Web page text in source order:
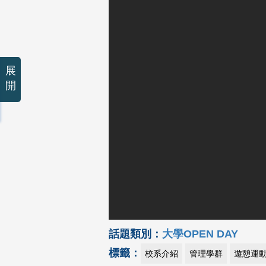
話題類別： 大學OPEN DAY
標籤：
校系介紹 管理學群 遊憩運
展
開